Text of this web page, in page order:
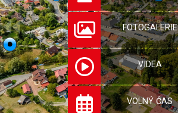
FOTOGALERIE
VIDEA
VOLNÝ ČAS